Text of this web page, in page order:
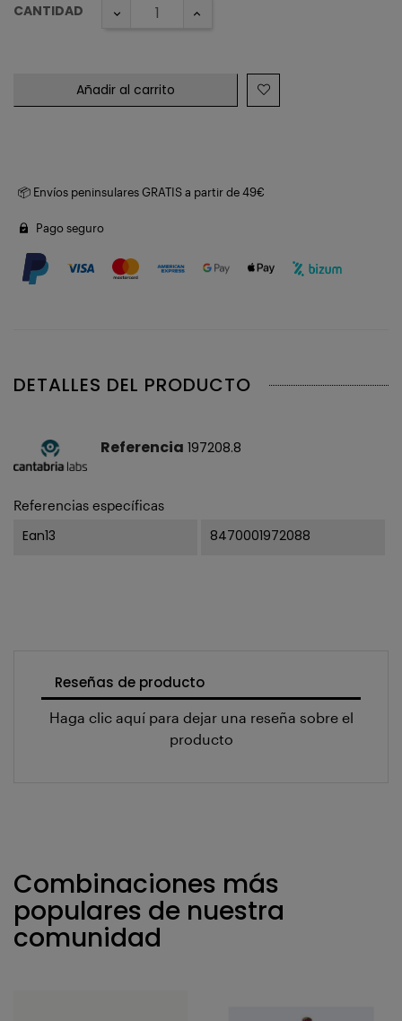
CANTIDAD
Añadir al carrito
📦 Envíos peninsulares GRATIS a partir de 49€
Pago seguro
DETALLES DEL PRODUCTO
Referencia 197208.8
Referencias específicas
Ean13 8470001972088
Reseñas de producto
Haga clic aquí para dejar una reseña sobre el
producto
Combinaciones más
populares de nuestra
comunidad